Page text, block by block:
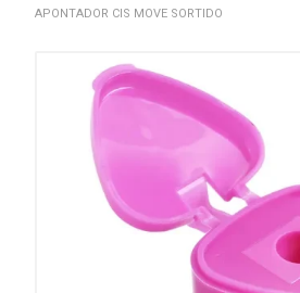
APONTADOR CIS MOVE SORTIDO